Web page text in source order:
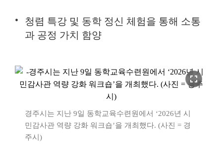
청렴 특강 및 동학 정신 체험을 통해 소통
과 공정 가치 함양
fullscreen
경주시는 지난 9일 동학교육수련원에서 ‘2026년 시
민감사관 역량 강화 워크숍’을 개최했다. (사진 = 경
주시)